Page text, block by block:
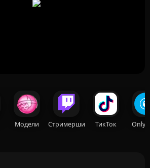
Модели Стримерши ТикТок